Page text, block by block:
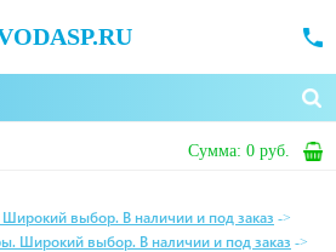
Сумма: 0 руб.
выбор. В наличии и под заказ ->
Широкий выбор. В наличии и под заказ ->